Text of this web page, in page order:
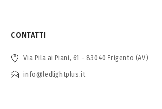
CONTATTI
Via Pila ai Piani, 61 - 83040 Frigento (AV)
info@ledlightplus.it